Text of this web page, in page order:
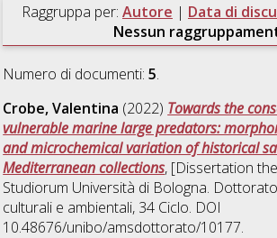
Raggruppa per: Autore | Data di
Nessun
Numero di documenti:5.
Crobe, Valentina (2022) Towards the
vulnerable marine large predators:
and microchemical variation of historical
Mediterranean collections, [Dissertation
Studiorum Università di Bologna.
culturali e ambientali, 34 Ciclo. DOI
10.48676/unibo/amsdottorato/10177.